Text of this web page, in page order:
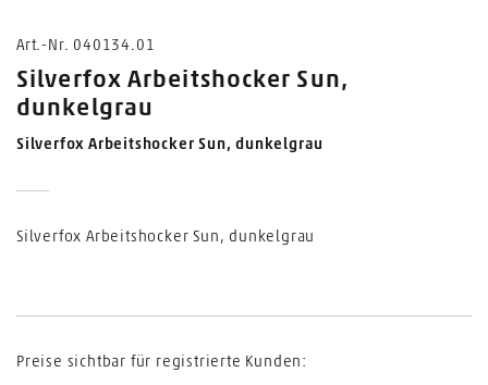
Art.-Nr. 040134.01
Silverfox Arbeitshocker Sun,
dunkelgrau
Silverfox Arbeitshocker Sun, dunkelgrau
Silverfox Arbeitshocker Sun, dunkelgrau
Preise sichtbar für registrierte Kunden: